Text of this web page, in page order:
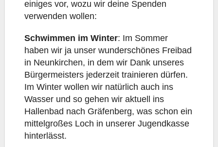
einiges vor, wozu wir deine Spenden
verwenden wollen:
Schwimmen im Winter: Im Sommer
haben wir ja unser wunderschönes Freibad
in Neunkirchen, in dem wir Dank unseres
Bürgermeisters jederzeit trainieren dürfen.
Im Winter wollen wir natürlich auch ins
Wasser und so gehen wir aktuell ins
Hallenbad nach Gräfenberg, was schon ein
mittelgroßes Loch in unserer Jugendkasse
hinterlässt.